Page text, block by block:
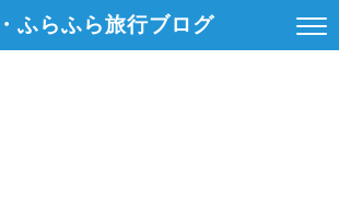
ふらふら旅行ブログ